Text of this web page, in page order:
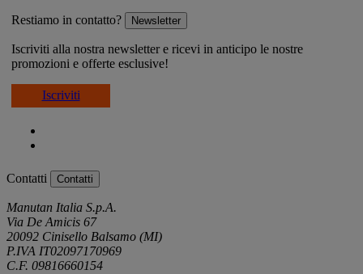
Restiamo in contatto? Newsletter
Iscriviti alla nostra newsletter e ricevi in anticipo le nostre
promozioni e offerte esclusive!
Iscriviti
Contatti Contatti
Manutan Italia S.p.A.
Via De Amicis 67
20092 Cinisello Balsamo (MI)
P.IVA IT02097170969
C.F. 09816660154